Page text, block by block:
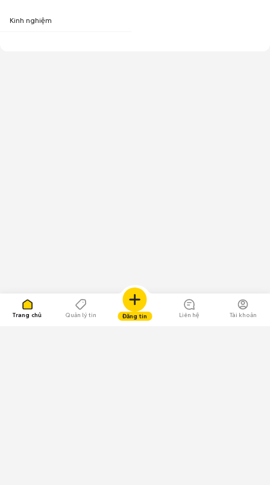
Trang chủ Quản lý tin Đăng tin Liên hệ Tài khoản
Kinh nghiệm